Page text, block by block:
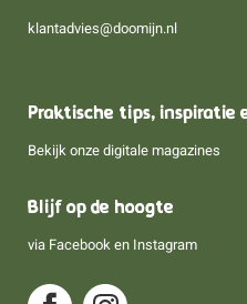
klantadvies@doomijn.nl
Praktische tips, inspiratie
Bekijk onze digitale magazines
Blijf op de hoogte
via Facebook en Instagram